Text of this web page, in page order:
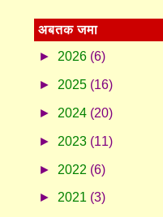
अबतक जमा
► 2026 (6)
► 2025 (16)
► 2024 (20)
► 2023 (11)
► 2022 (6)
► 2021 (3)